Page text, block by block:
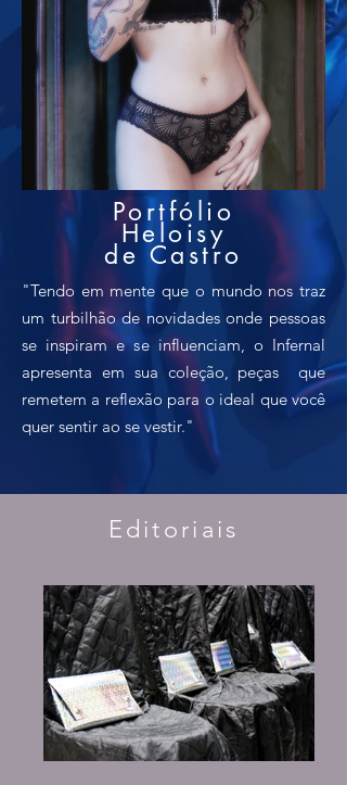
Portfólio
Heloisy
de Castro
"Tendo em mente que o mundo nos traz
um turbilhão de novidades onde pessoas
se inspiram e se influenciam, o Infernal
apresenta em sua coleção, peças que
remetem a reflexão para o ideal que você
quer sentir ao se vestir."
Editoriais